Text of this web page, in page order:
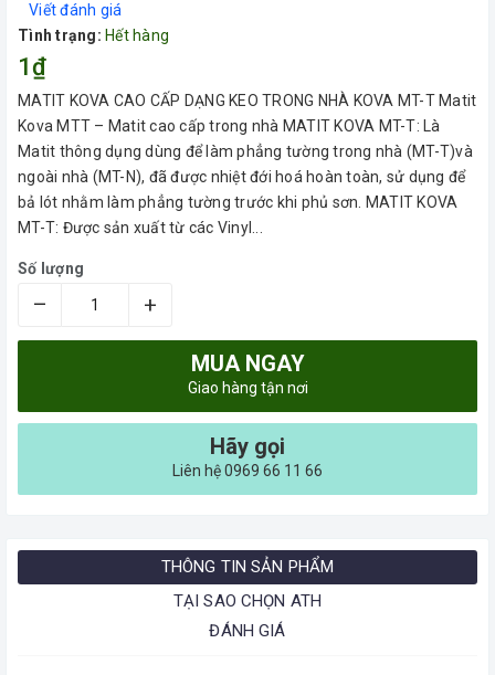
Viết đánh giá
Tình trạng: Hết hàng
1₫
MATIT KOVA CAO CẤP DẠNG KEO TRONG NHÀ KOVA MT-T Matit
Kova MTT – Matit cao cấp trong nhà MATIT KOVA MT-T: Là
Matit thông dụng dùng để làm phẳng tường trong nhà (MT-T)và
ngoài nhà (MT-N), đã được nhiệt đới hoá hoàn toàn, sử dụng để
bả lót nhằm làm phẳng tường trước khi phủ sơn. MATIT KOVA
MT-T: Được sản xuất từ các Vinyl...
Số lượng
– +
MUA NGAY
Giao hàng tận nơi
Hãy gọi
Liên hệ 0969 66 11 66
THÔNG TIN SẢN PHẨM
TẠI SAO CHỌN ATH
ĐÁNH GIÁ